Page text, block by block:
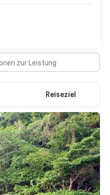
zur Leistung
Reiseziel